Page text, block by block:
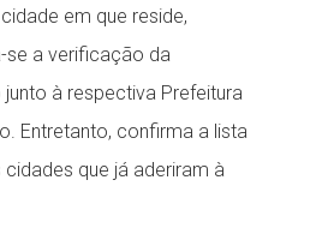
em que reside,
se a verificação da
à respectiva Prefeitura
Entretanto, confirma a lista
cidades que já aderiram à